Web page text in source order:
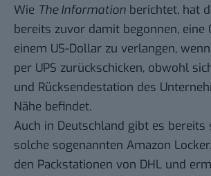
Wie The Information berichtet, hat
bereits zuvor damit begonnen, eine
einem US-Dollar zu verlangen,
per UPS zurückschicken, obwohl
und Rücksendestation des
Nähe befindet.
Auch in Deutschland gibt es bereits
solche sogenannten Amazon
den Packstationen von DHL und